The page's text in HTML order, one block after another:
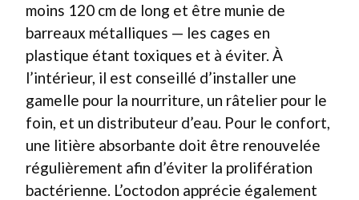
moins 120 cm de long et être munie de
barreaux métalliques — les cages en
plastique étant toxiques et à éviter. À
l’intérieur, il est conseillé d’installer une
gamelle pour la nourriture, un râtelier pour le
foin, et un distributeur d’eau. Pour le confort,
une litière absorbante doit être renouvelée
régulièrement afin d’éviter la prolifération
bactérienne. L’octodon apprécie également